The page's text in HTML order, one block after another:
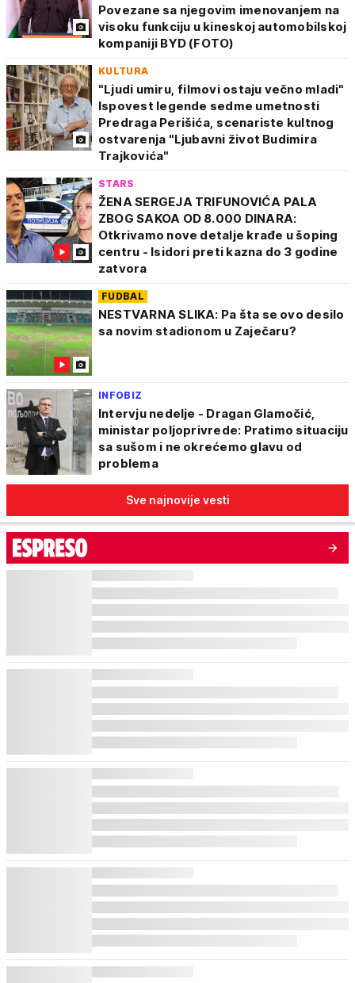
Povezane sa njegovim imenovanjem na
visoku funkciju u kineskoj automobilskoj
kompaniji BYD (FOTO)
KULTURA
"Ljudi umiru, filmovi ostaju večno mladi"
Ispovest legende sedme umetnosti
Predraga Perišića, scenariste kultnog
ostvarenja "Ljubavni život Budimira
Trajkovića"
STARS
ŽENA SERGEJA TRIFUNOVIĆA PALA
ZBOG SAKOA OD 8.000 DINARA:
Otkrivamo nove detalje krađe u šoping
centru - Isidori preti kazna do 3 godine
zatvora
FUDBAL
NESTVARNA SLIKA: Pa šta se ovo desilo
sa novim stadionom u Zaječaru?
INFOBIZ
Intervju nedelje - Dragan Glamočić,
ministar poljoprivrede: Pratimo situaciju
sa sušom i ne okrećemo glavu od
problema
Sve najnovije vesti